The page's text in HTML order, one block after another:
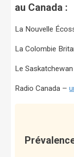
au Canada :
La Nouvelle
La Colombie
Le
Radio Canada –